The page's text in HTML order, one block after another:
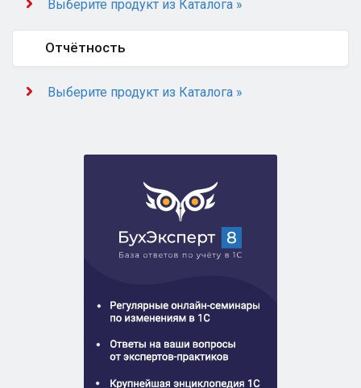
Выберите продукт из Каталога »
Отчётность
Выберите продукт из Каталога »